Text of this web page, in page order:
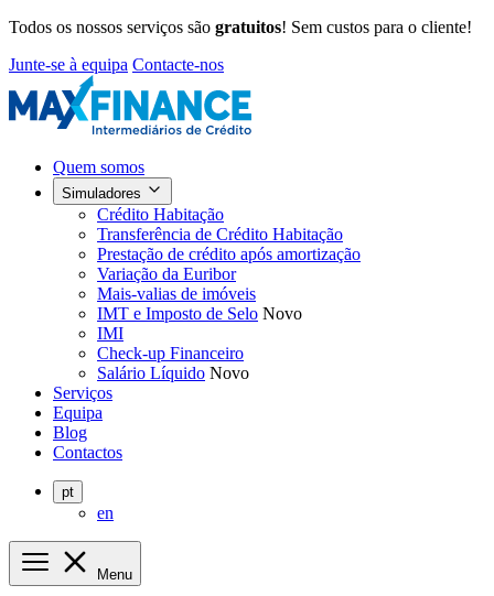
Todos os nossos serviços são gratuitos! Sem custos para o cliente!
Junte-se à equipa Contacte-nos
Quem somos
Simuladores
Crédito Habitação
Transferência de Crédito Habitação
Prestação de crédito após amortização
Variação da Euribor
Mais-valias de imóveis
IMT e Imposto de Selo Novo
IMI
Check-up Financeiro
Salário Líquido Novo
Serviços
Equipa
Blog
Contactos
pt
en
Menu